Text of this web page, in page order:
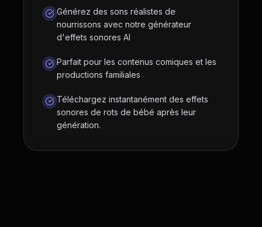
Générez des sons réalistes de
nourrissons avec notre générateur
d'effets sonores AI
Parfait pour les contenus comiques et les
productions familiales
Téléchargez instantanément des effets
sonores de rots de bébé après leur
génération.